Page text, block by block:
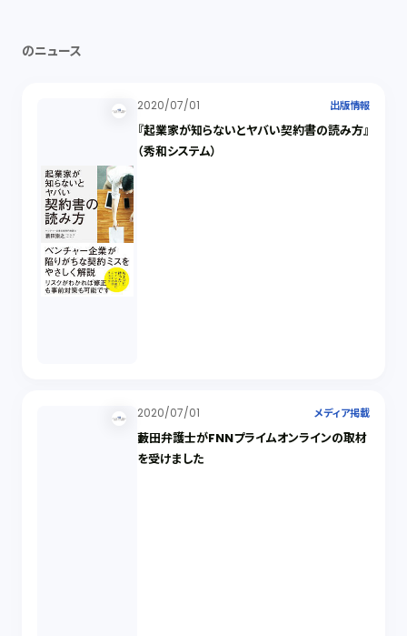
のニュース
2020/07/01 出版情報
『起業家が知らないとヤバい契約書の読み方』
（秀和システム）
2020/07/01 メディア掲載
藪田弁護士がFNNプライムオンラインの取材
を受けました